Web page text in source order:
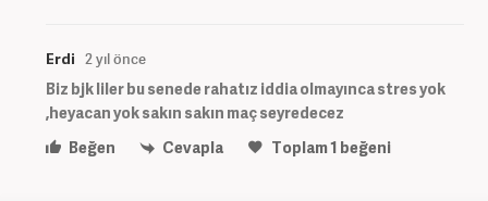
Erdi 2 yıl önce
Biz bjk liler bu senede rahatız iddia olmayınca stres yok
,heyacan yok sakın sakın maç seyredecez
Beğen
Cevapla Toplam1 beğeni